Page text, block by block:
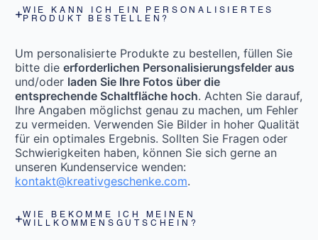
WIE KANN ICH EIN PERSONALISIERTES
PRODUKT BESTELLEN?
Um personalisierte Produkte zu bestellen, füllen Sie
bitte die erforderlichen Personalisierungsfelder aus
und/oder laden Sie Ihre Fotos über die
entsprechende Schaltfläche hoch. Achten Sie darauf,
Ihre Angaben möglichst genau zu machen, um Fehler
zu vermeiden. Verwenden Sie Bilder in hoher Qualität
für ein optimales Ergebnis. Sollten Sie Fragen oder
Schwierigkeiten haben, können Sie sich gerne an
unseren Kundenservice wenden:
kontakt@kreativgeschenke.com.
WIE BEKOMME ICH MEINEN
WILLKOMMENSGUTSCHEIN?